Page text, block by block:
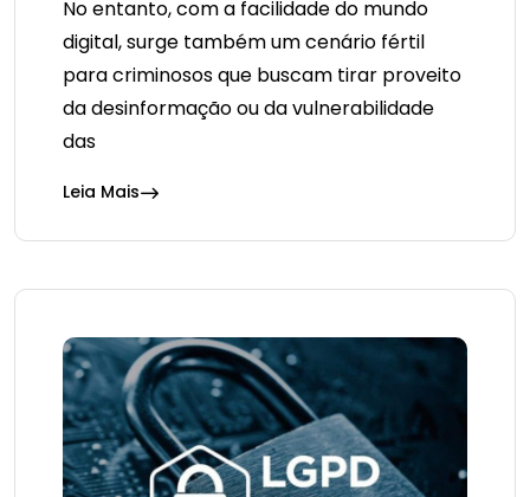
No entanto, com a facilidade do mundo
digital, surge também um cenário fértil
para criminosos que buscam tirar proveito
da desinformação ou da vulnerabilidade
das
Leia Mais